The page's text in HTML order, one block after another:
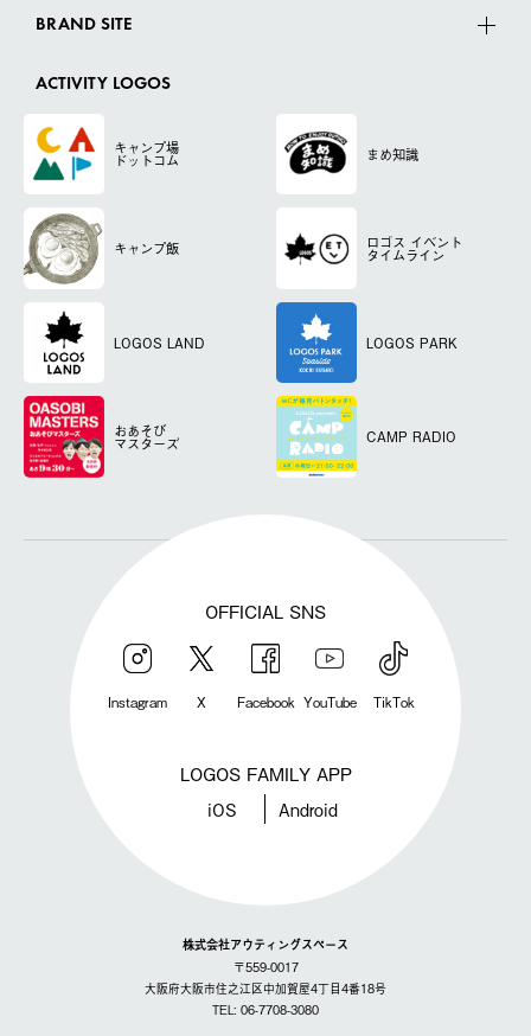
BRAND SITE
ACTIVITY LOGOS
キャンプ場
ドットコム まめ知識
キャンプ飯 ロゴス イベント
タイムライン
LOGOS LAND LOGOS PARK
おあそび
マスターズ CAMP RADIO
OFFICIAL SNS
Instagram X Facebook YouTube TikTok
LOGOS FAMILY APP
iOS Android
株式会社アウティングスペース
〒559-0017
大阪府大阪市住之江区中加賀屋4丁目4番18号
TEL: 06-7708-3080